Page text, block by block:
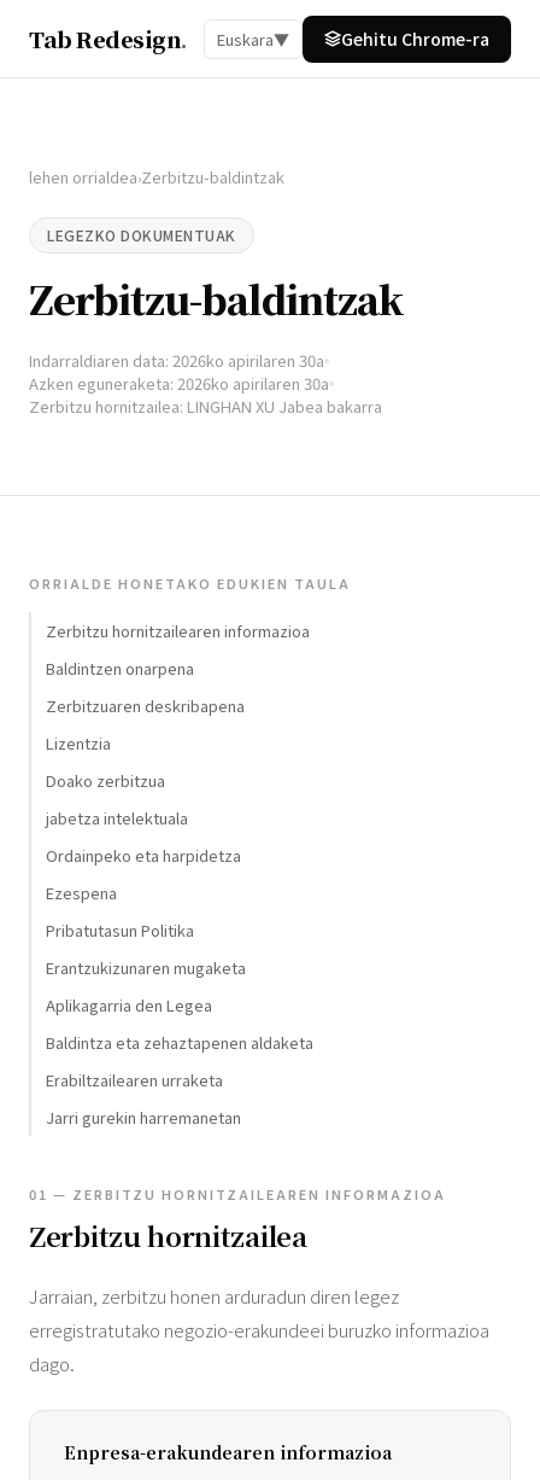
Tab Redesign. Euskara▼ Gehitu Chrome-ra
lehen orrialdea›Zerbitzu-baldintzak
LEGEZKO DOKUMENTUAK
Zerbitzu-baldintzak
Indarraldiaren data: 2026ko apirilaren 30a
Azken eguneraketa: 2026ko apirilaren 30a
Zerbitzu hornitzailea: LINGHAN XU Jabea bakarra
ORRIALDE HONETAKO EDUKIEN TAULA
Zerbitzu hornitzailearen informazioa
Baldintzen onarpena
Zerbitzuaren deskribapena
Lizentzia
Doako zerbitzua
jabetza intelektuala
Ordainpeko eta harpidetza
Ezespena
Pribatutasun Politika
Erantzukizunaren mugaketa
Aplikagarria den Legea
Baldintza eta zehaztapenen aldaketa
Erabiltzailearen urraketa
Jarri gurekin harremanetan
01 — ZERBITZU HORNITZAILEAREN INFORMAZIOA
Zerbitzu hornitzailea
Jarraian, zerbitzu honen arduradun diren legez
erregistratutako negozio-erakundeei buruzko informazioa
dago.
Enpresa-erakundearen informazioa